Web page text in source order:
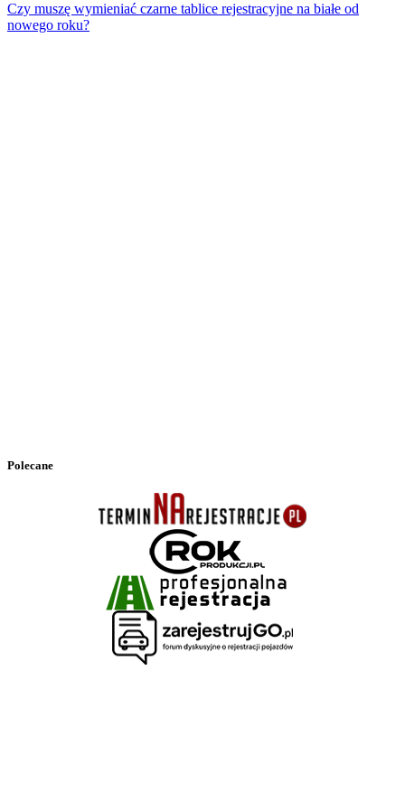
Czy muszę wymieniać czarne tablice rejestracyjne na białe od
nowego roku?
Polecane